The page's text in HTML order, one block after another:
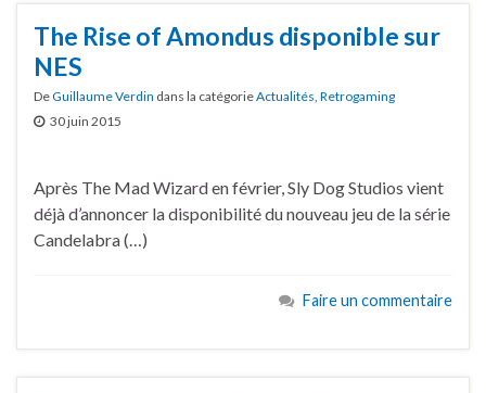
The Rise of Amondus disponible sur
NES
DeGuillaume Verdin dans la catégorieActualités Retrogaming
30 juin 2015
Après The Mad Wizard en février, Sly Dog Studios vient
déjà d’annoncer la disponibilité du nouveau jeu de la série
Candelabra (…)
Faire un commentaire